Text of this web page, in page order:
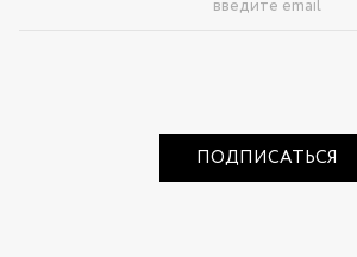
ПОДПИСАТЬСЯ